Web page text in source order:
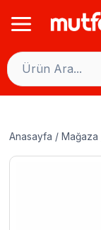
Anasayfa / Mağaza